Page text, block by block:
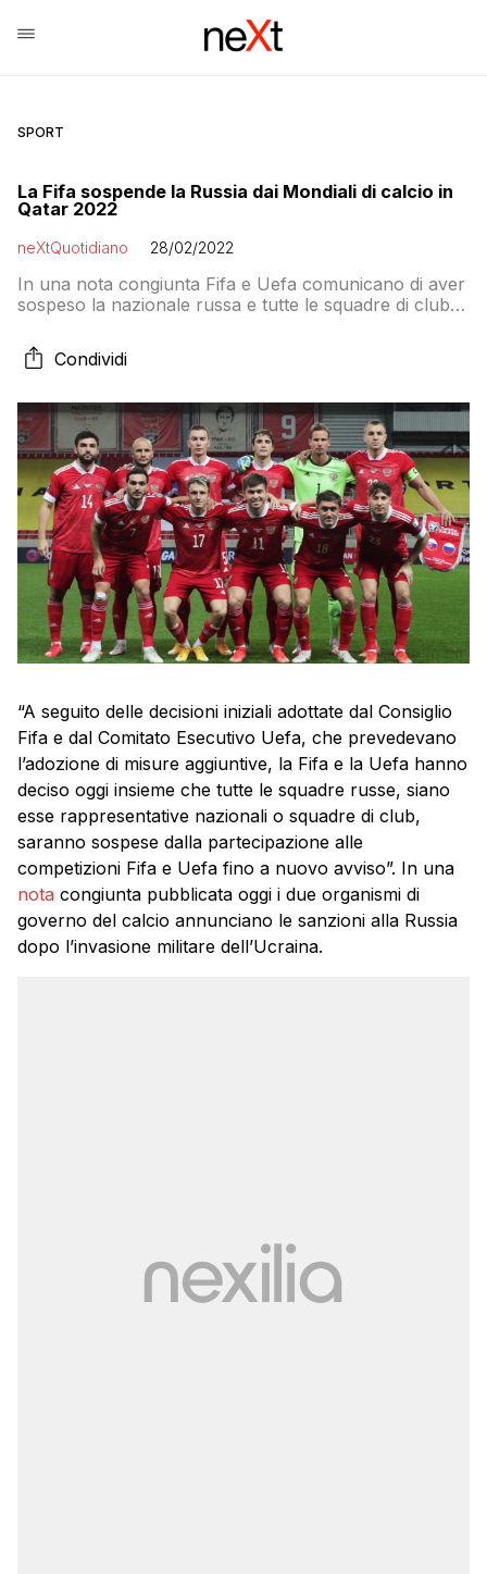
SPORT
La Fifa sospende la Russia dai Mondiali di calcio in
Qatar 2022
neXtQuotidiano 28/02/2022
In una nota congiunta Fifa e Uefa comunicano di aver
sospeso la nazionale russa e tutte le squadre di club
Condividi
“A seguito delle decisioni iniziali adottate dal Consiglio
Fifa e dal Comitato Esecutivo Uefa, che prevedevano
l’adozione di misure aggiuntive, la Fifa e la Uefa hanno
deciso oggi insieme che tutte le squadre russe, siano
esse rappresentative nazionali o squadre di club,
saranno sospese dalla partecipazione alle
competizioni Fifa e Uefa fino a nuovo avviso”. In una
nota congiunta pubblicata oggi i due organismi di
governo del calcio annunciano le sanzioni alla Russia
dopo l’invasione militare dell’Ucraina.